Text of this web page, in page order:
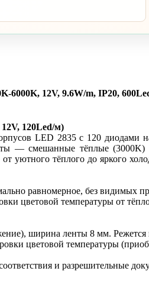
6000K, 12V, 9.6W/m, IP20,
120Led/м)
LED 2835 с 120
— смешанные тёплые
уютного тёплого до яркого
равномерное, без видимых
цветовой температуры от
ширина ленты 8 мм.
цветовой температуры
и разрешительные